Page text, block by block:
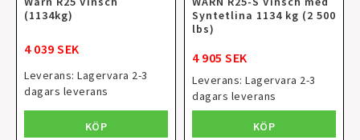
(1134kg)
4 039 SEK
Leverans: Lagervara 2-3
dagars leverans
KÖP
Syntetlina 1134 kg (2 500
lbs)
4 905 SEK
Leverans: Lagervara 2-3
dagars leverans
KÖP